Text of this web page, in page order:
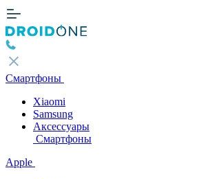
Смартфоны
Xiaomi
Samsung
Аксессуары
Смартфоны
Apple